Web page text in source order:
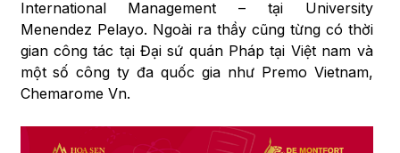
International Management – tại University
Menendez Pelayo. Ngoài ra thầy cũng từng có thời
gian công tác tại Đại sứ quán Pháp tại Việt nam và
một số công ty đa quốc gia như Premo Vietnam,
Chemarome Vn.